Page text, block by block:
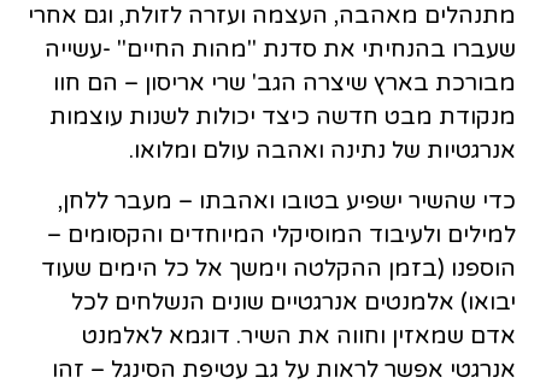
מתנהלים מאהבה, העצמה ועזרה לזולת, וגם אחרי
שעברו בהנחיתי את סדנת "מהות החיים" -עשייה
מבורכת בארץ שיצרה הגב' שרי אריסון – הם חוו
מנקודת מבט חדשה כיצד יכולות לשנות עוצמות
אנרגטיות של נתינה ואהבה עולם ומלואו.
כדי שהשיר ישפיע בטובו ואהבתו – מעבר ללחן,
למילים ולעיבוד המוסיקלי המיוחדים והקסומים –
הוספנו (בזמן ההקלטה וימשך אל כל הימים שעוד
יבואו) אלמנטים אנרגטיים שונים הנשלחים לכל
אדם שמאזין וחווה את השיר. דוגמא לאלמנט
אנרגטי אפשר לראות על גב עטיפת הסינגל – זהו